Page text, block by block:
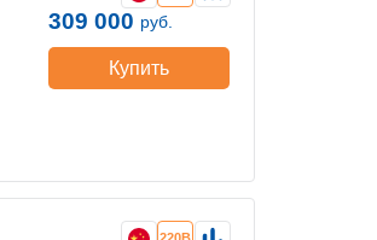
309 000 руб.
Купить